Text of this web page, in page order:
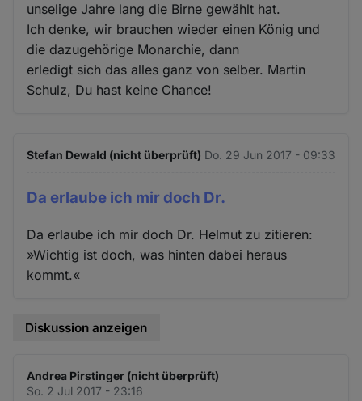
unselige Jahre lang die Birne gewählt hat.
Ich denke, wir brauchen wieder einen König und
die dazugehörige Monarchie, dann
erledigt sich das alles ganz von selber. Martin
Schulz, Du hast keine Chance!
Stefan Dewald (nicht überprüft) Do. 29 Jun 2017 - 09:33
Da erlaube ich mir doch Dr.
Da erlaube ich mir doch Dr. Helmut zu zitieren:
»Wichtig ist doch, was hinten dabei heraus
kommt.«
Diskussion anzeigen
Andrea Pirstinger (nicht überprüft)
So. 2 Jul 2017 - 23:16